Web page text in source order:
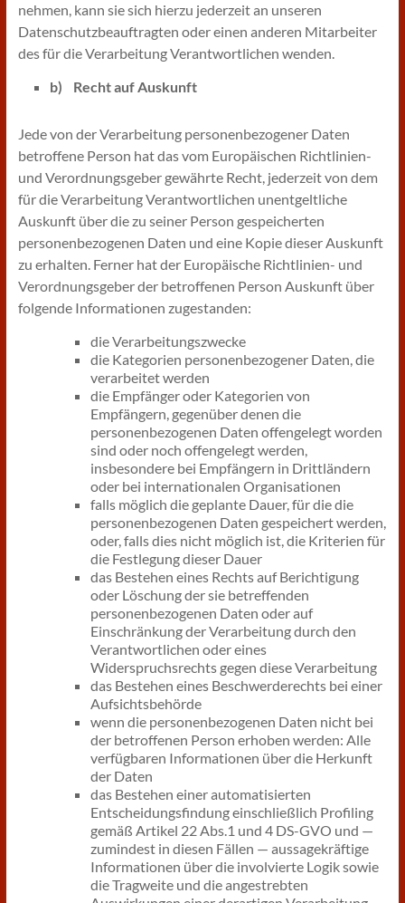
nehmen, kann sie sich hierzu jederzeit an unseren
Datenschutzbeauftragten oder einen anderen Mitarbeiter
des für die Verarbeitung Verantwortlichen wenden.
b) Recht auf Auskunft
Jede von der Verarbeitung personenbezogener Daten
betroffene Person hat das vom Europäischen Richtlinien-
und Verordnungsgeber gewährte Recht, jederzeit von dem
für die Verarbeitung Verantwortlichen unentgeltliche
Auskunft über die zu seiner Person gespeicherten
personenbezogenen Daten und eine Kopie dieser Auskunft
zu erhalten. Ferner hat der Europäische Richtlinien- und
Verordnungsgeber der betroffenen Person Auskunft über
folgende Informationen zugestanden:
die Verarbeitungszwecke
die Kategorien personenbezogener Daten, die
verarbeitet werden
die Empfänger oder Kategorien von
Empfängern, gegenüber denen die
personenbezogenen Daten offengelegt worden
sind oder noch offengelegt werden,
insbesondere bei Empfängern in Drittländern
oder bei internationalen Organisationen
falls möglich die geplante Dauer, für die die
personenbezogenen Daten gespeichert werden,
oder, falls dies nicht möglich ist, die Kriterien für
die Festlegung dieser Dauer
das Bestehen eines Rechts auf Berichtigung
oder Löschung der sie betreffenden
personenbezogenen Daten oder auf
Einschränkung der Verarbeitung durch den
Verantwortlichen oder eines
Widerspruchsrechts gegen diese Verarbeitung
das Bestehen eines Beschwerderechts bei einer
Aufsichtsbehörde
wenn die personenbezogenen Daten nicht bei
der betroffenen Person erhoben werden: Alle
verfügbaren Informationen über die Herkunft
der Daten
das Bestehen einer automatisierten
Entscheidungsfindung einschließlich Profiling
gemäß Artikel 22 Abs.1 und 4 DS-GVO und —
zumindest in diesen Fällen — aussagekräftige
Informationen über die involvierte Logik sowie
die Tragweite und die angestrebten